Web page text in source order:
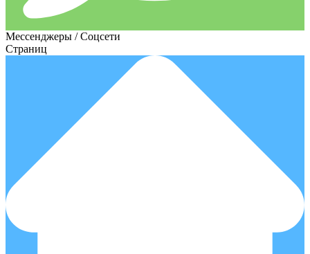
Мессенджеры / Соцсети
Страниц